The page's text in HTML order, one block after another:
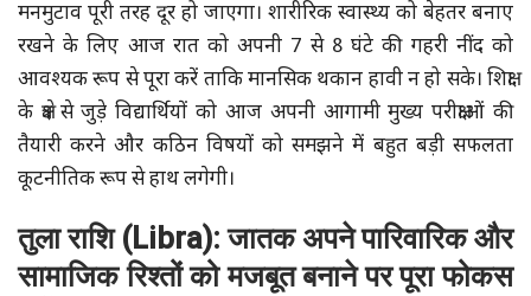
मनमुटाव पूरी तरह दूर हो जाएगा। शारीरिक स्वास्थ्य को बेहतर बनाए
रखने के लिए आज रात को अपनी 7 से 8 घंटे की गहरी नींद को
आवश्यक रूप से पूरा करें ताकि मानसिक थकान हावी न हो सके। शिक्षा
के क्षेत्र से जुड़े विद्यार्थियों को आज अपनी आगामी मुख्य परीक्षाओं की
तैयारी करने और कठिन विषयों को समझने में बहुत बड़ी सफलता
कूटनीतिक रूप से हाथ लगेगी।
तुला राशि (Libra): जातक अपने पारिवारिक और
सामाजिक रिश्तों को मजबूत बनाने पर पूरा फोकस